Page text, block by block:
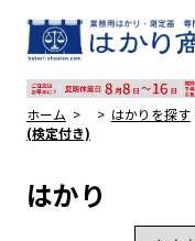
ホーム はかりを探す
(検定付き)
はかり